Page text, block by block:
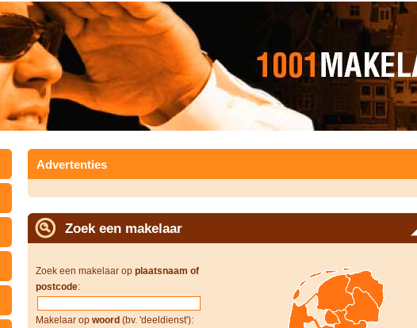
Advertenties
Zoek een makelaar
Zoek een makelaar op plaatsnaam of
postcode:
Makelaar op woord (bv. 'deeldienst'):